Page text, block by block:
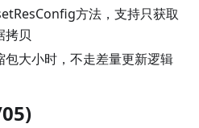
方法，支持只获取
拷贝
包大小时，不走差量更新逻辑